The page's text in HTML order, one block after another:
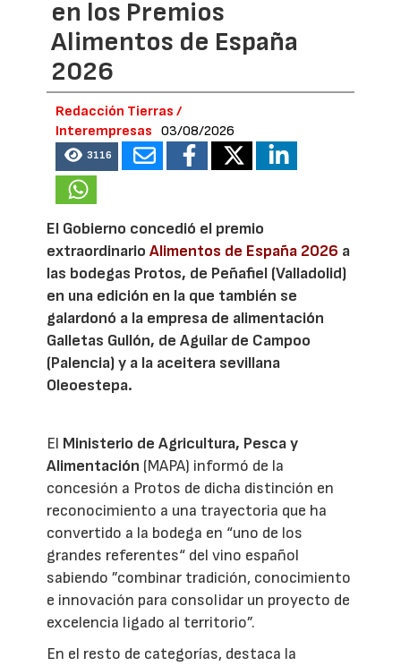
en los Premios
Alimentos de España
2026
Redacción Tierras /
Interempresas
03/08/2026
3116
El Gobierno concedió el premio
extraordinarioAlimentos de España 2026 a
las bodegas Protos, de Peñafiel (Valladolid)
en una edición en la que también se
galardonó a la empresa de alimentación
Galletas Gullón, de Aguilar de Campoo
(Palencia) y a la aceitera sevillana
Oleoestepa.
El Ministerio de Agricultura, Pesca y
Alimentación (MAPA) informó de la
concesión a Protos de dicha distinción en
reconocimiento a una trayectoria que ha
convertido a la bodega en “uno de los
grandes referentes“ del vino español
sabiendo ”combinar tradición, conocimiento
e innovación para consolidar un proyecto de
excelencia ligado al territorio”.
En el resto de categorías, destaca la